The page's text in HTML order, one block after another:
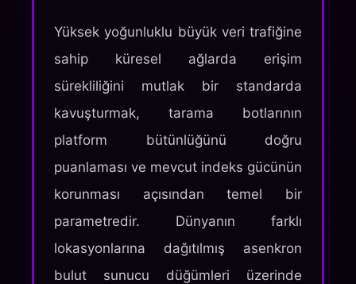
Yüksek yoğunluklu büyük veri trafiğine
sahip küresel ağlarda erişim
sürekliliğini mutlak bir standarda
kavuşturmak, tarama botlarının
platform bütünlüğünü doğru
puanlaması ve mevcut indeks gücünün
korunması açısından temel bir
parametredir. Dünyanın farklı
lokasyonlarına dağıtılmış asenkron
bulut sunucu düğümleri üzerinde